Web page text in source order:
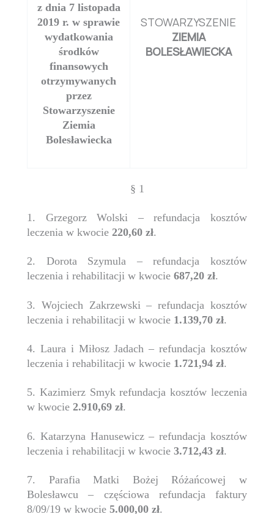
z dnia 7 listopada
2019 r. w sprawie
wydatkowania
środków
finansowych
otrzymywanych
przez
Stowarzyszenie
Ziemia
Bolesławiecka
STOWARZYSZENIE
ZIEMIA
BOLESŁAWIECKA
§ 1
1. Grzegorz Wolski – refundacja kosztów
leczenia w kwocie 220,60 zł.
2. Dorota Szymula – refundacja kosztów
leczenia i rehabilitacji w kwocie 687,20 zł.
3. Wojciech Zakrzewski – refundacja kosztów
leczenia i rehabilitacji w kwocie 1.139,70 zł.
4. Laura i Miłosz Jadach – refundacja kosztów
leczenia i rehabilitacji w kwocie 1.721,94 zł.
5. Kazimierz Smyk refundacja kosztów leczenia
w kwocie 2.910,69 zł.
6. Katarzyna Hanusewicz – refundacja kosztów
leczenia i rehabilitacji w kwocie 3.712,43 zł.
7. Parafia Matki Bożej Różańcowej w
Bolesławcu – częściowa refundacja faktury
8/09/19 w kwocie 5.000,00 zł.